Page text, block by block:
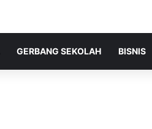
GERBANG SEKOLAH BISNIS